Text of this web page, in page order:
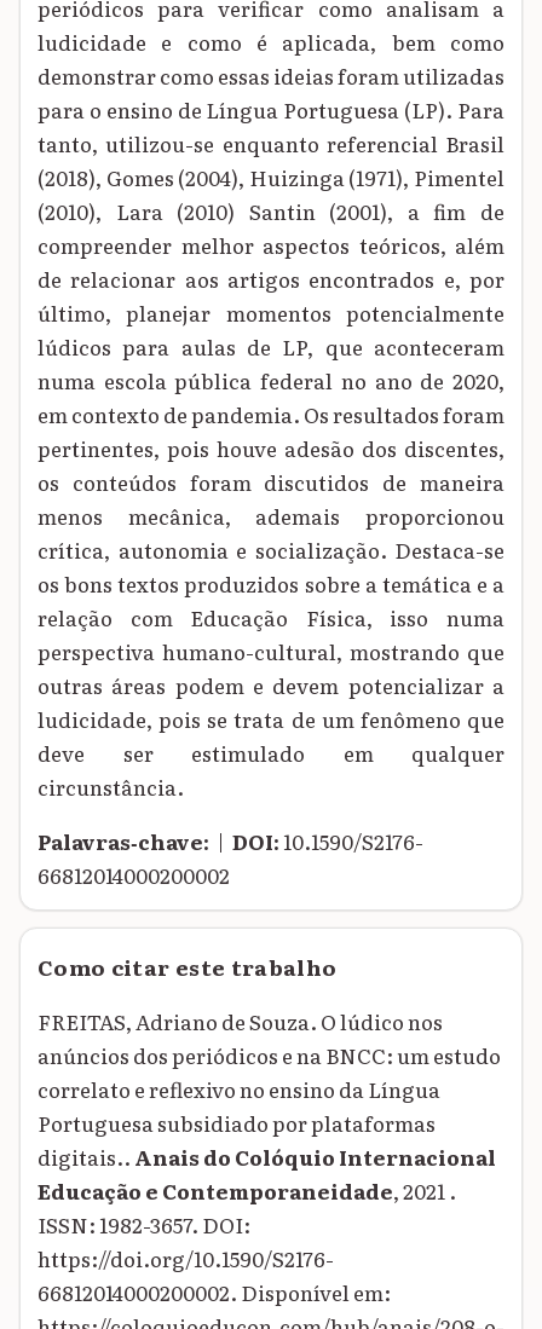
periódicos para verificar como analisam a
ludicidade e como é aplicada, bem como
demonstrar como essas ideias foram utilizadas
para o ensino de Língua Portuguesa (LP). Para
tanto, utilizou-se enquanto referencial Brasil
(2018), Gomes (2004), Huizinga (1971), Pimentel
(2010), Lara (2010) Santin (2001), a fim de
compreender melhor aspectos teóricos, além
de relacionar aos artigos encontrados e, por
último, planejar momentos potencialmente
lúdicos para aulas de LP, que aconteceram
numa escola pública federal no ano de 2020,
em contexto de pandemia. Os resultados foram
pertinentes, pois houve adesão dos discentes,
os conteúdos foram discutidos de maneira
menos mecânica, ademais proporcionou
crítica, autonomia e socialização. Destaca-se
os bons textos produzidos sobre a temática e a
relação com Educação Física, isso numa
perspectiva humano-cultural, mostrando que
outras áreas podem e devem potencializar a
ludicidade, pois se trata de um fenômeno que
deve ser estimulado em qualquer
circunstância.
Palavras‑chave: | DOI: 10.1590/S2176-
66812014000200002
Como citar este trabalho
FREITAS, Adriano de Souza. O lúdico nos
anúncios dos periódicos e na BNCC: um estudo
correlato e reflexivo no ensino da Língua
Portuguesa subsidiado por plataformas
digitais.. Anais do Colóquio Internacional
Educação e Contemporaneidade, 2021 .
ISSN: 1982-3657. DOI:
https://doi.org/10.1590/S2176-
66812014000200002. Disponível em: